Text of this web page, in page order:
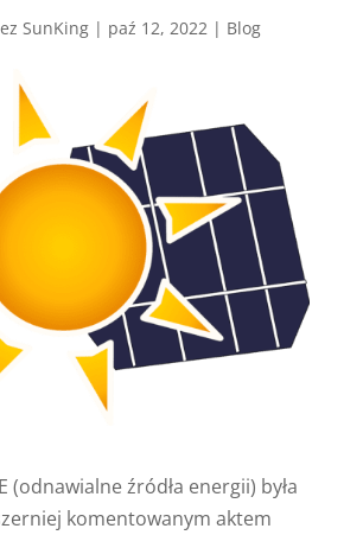
SunKing| paź 12, 2022| Blog
(odnawialne źródła energii) była
komentowanym aktem